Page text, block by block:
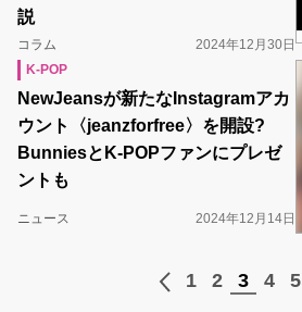
説
コラム
2024年12月30日
K-POP
NewJeansが新たなInstagramアカ
ウント〈jeanzforfree〉を開設?
BunniesとK-POPファンにプレゼ
ントも
ニュース 2024年12月14日
1 2 3 4 5